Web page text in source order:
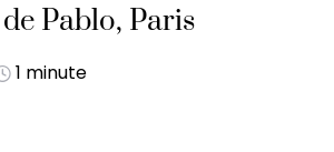
Pablo, Paris
1 minute